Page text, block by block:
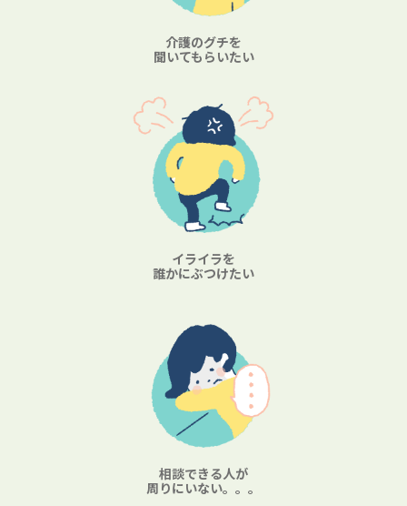
介護のグチを
聞いてもらいたい
イライラを
誰かにぶつけたい
相談できる人が
周りにいない。。。